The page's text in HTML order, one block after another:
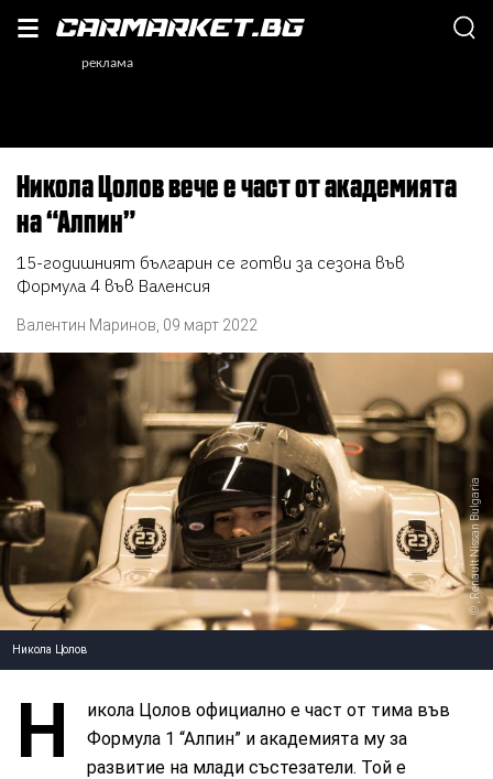
Никола Цолов вече е част от академията
на “Алпин”
15-годишният българин се готви за сезона във
Формула 4 във Валенсия
Валентин Маринов 09 март 2022
, Renault Nissan Bulgaria
Никола Цолов
Н
икола Цолов официално е част от тима във
Формула 1 “Алпин” и академията му за
развитие на млади състезатели. Той е